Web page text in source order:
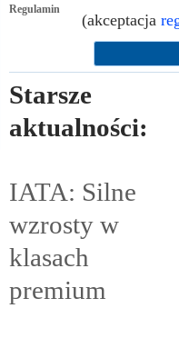
Regulamin
(akceptacja
Starsze
aktualności:
IATA: Silne
wzrosty w
klasach
premium